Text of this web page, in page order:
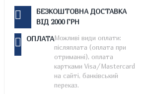
БЕЗКОШТОВНА ДОСТАВКА
ВІД 2000 ГРН
ОПЛАТАМожливі види оплати:
післяплата (оплата при
отриманні), оплата
картками Visa/Mastercard
на сайті, банківський
переказ.